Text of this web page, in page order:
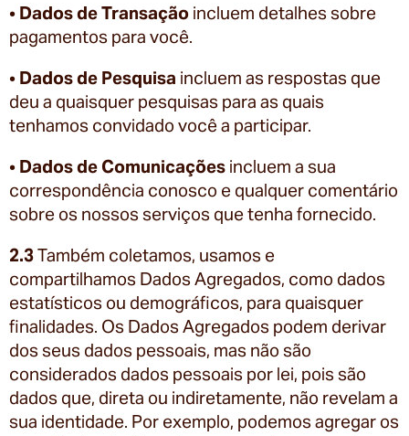
• Dados de Transação incluem detalhes sobre
pagamentos para você.
• Dados de Pesquisa incluem as respostas que
deu a quaisquer pesquisas para as quais
tenhamos convidado você a participar.
• Dados de Comunicações incluem a sua
correspondência conosco e qualquer comentário
sobre os nossos serviços que tenha fornecido.
2.3Também coletamos, usamos e
compartilhamos Dados Agregados, como dados
estatísticos ou demográficos, para quaisquer
finalidades. Os Dados Agregados podem derivar
dos seus dados pessoais, mas não são
considerados dados pessoais por lei, pois são
dados que, direta ou indiretamente, não revelam a
sua identidade. Por exemplo, podemos agregar os